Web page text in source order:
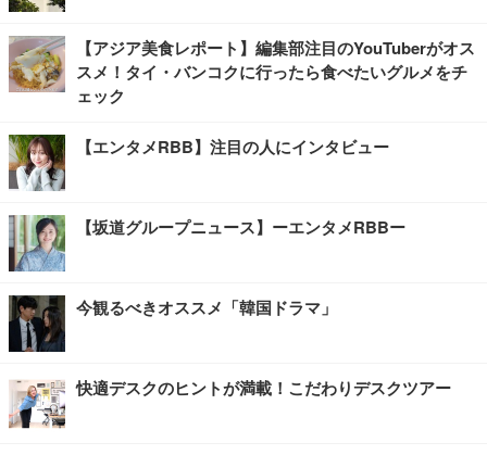
【アジア美食レポート】編集部注目のYouTuberがオス
スメ！タイ・バンコクに行ったら食べたいグルメをチ
ェック
【エンタメRBB】注目の人にインタビュー
【坂道グループニュース】ーエンタメRBBー
今観るべきオススメ「韓国ドラマ」
快適デスクのヒントが満載！こだわりデスクツアー